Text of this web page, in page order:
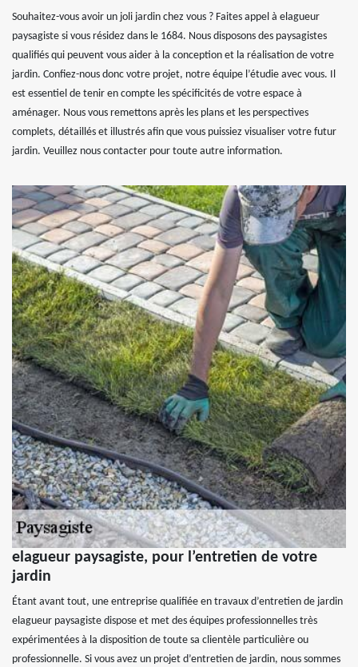
Souhaitez-vous avoir un joli jardin chez vous ? Faites appel à elagueur
paysagiste si vous résidez dans le 1684. Nous disposons des paysagistes
qualifiés qui peuvent vous aider à la conception et la réalisation de votre
jardin. Confiez-nous donc votre projet, notre équipe l’étudie avec vous. Il
est essentiel de tenir en compte les spécificités de votre espace à
aménager. Nous vous remettons après les plans et les perspectives
complets, détaillés et illustrés afin que vous puissiez visualiser votre futur
jardin. Veuillez nous contacter pour toute autre information.
elagueur paysagiste, pour l’entretien de votre
jardin
Étant avant tout, une entreprise qualifiée en travaux d’entretien de jardin
elagueur paysagiste dispose et met des équipes professionnelles très
expérimentées à la disposition de toute sa clientèle particulière ou
professionnelle. Si vous avez un projet d’entretien de jardin, nous sommes